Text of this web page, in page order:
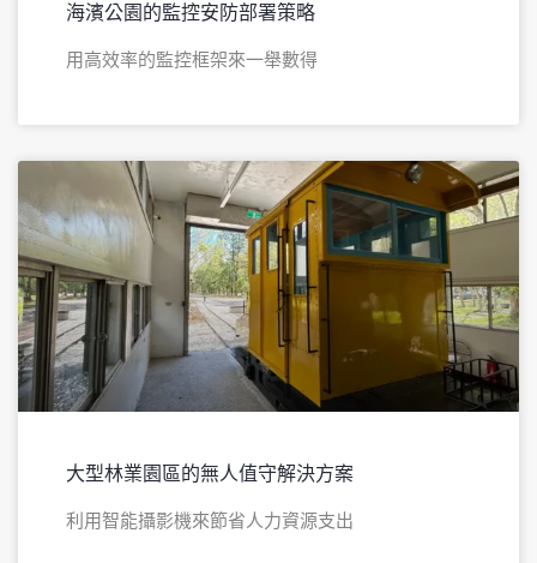
海濱公園的監控安防部署策略
用高效率的監控框架來一舉數得​
大型林業園區的無人值守解決方案​
利用智能攝影機來節省人力資源支出​